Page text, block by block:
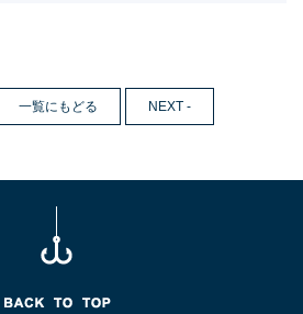
一覧にもどる NEXT -